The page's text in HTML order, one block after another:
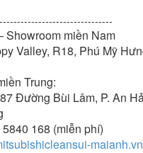
Showroom miền Nam
Valley, R18, Phú Mỹ
Trung:
Đường Bùi Lâm, P. An
168 (miễn phí)
maianh.vn